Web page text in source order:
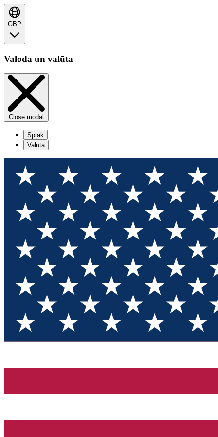
GBP
Valoda un valūta
Close modal
Språk
Valūta